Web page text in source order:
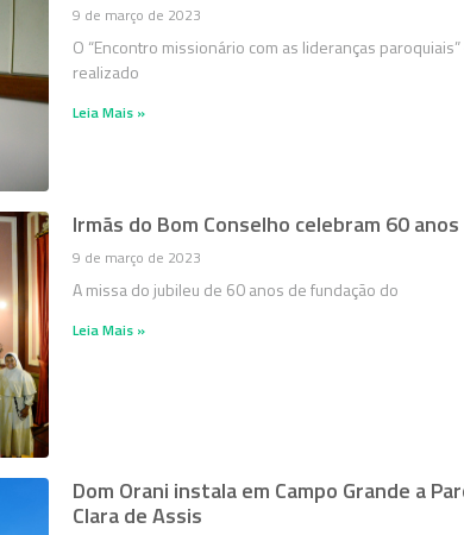
9 de março de 2023
O “Encontro missionário com as lideranças
realizado
Leia Mais »
Irmãs do Bom Conselho celebram 60
9 de março de 2023
A missa do jubileu de 60 anos de fundação do
Leia Mais »
Dom Orani instala em Campo Grande a
Clara de Assis